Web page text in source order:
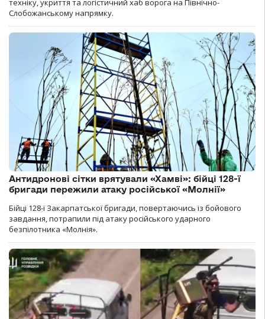
техніку, укриття та логістичний хаб ворога на Північно-
Слобожанському напрямку.
Антидронові сітки врятували «Хамві»: бійці 128-ї
бригади пережили атаку російської «Молнії»
Бійці 128-ї Закарпатської бригади, повертаючись із бойового
завдання, потрапили під атаку російського ударного
безпілотника «Молнія».